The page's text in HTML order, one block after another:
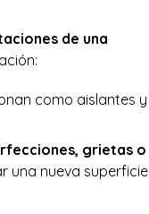
de una
como aislantes y
grietas o
una nueva superficie